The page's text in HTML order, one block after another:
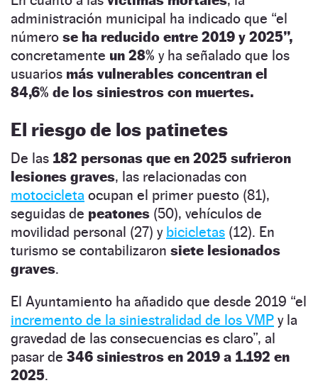
administración municipal ha indicado que “el
número se ha reducido entre 2019 y 2025”,
concretamente un 28% y ha señalado que los
usuarios más vulnerables concentran el
84,6% de los siniestros con muertes.
El riesgo de los patinetes
De las 182 personas que en 2025 sufrieron
lesiones graves, las relacionadas con
motocicleta ocupan el primer puesto (81),
seguidas de peatones (50), vehículos de
movilidad personal (27) y bicicletas (12). En
turismo se contabilizaron siete lesionados
graves.
El Ayuntamiento ha añadido que desde 2019 “el
incremento de la siniestralidad de los VMP y la
gravedad de las consecuencias es claro”, al
pasar de 346 siniestros en 2019 a 1.192 en
2025.